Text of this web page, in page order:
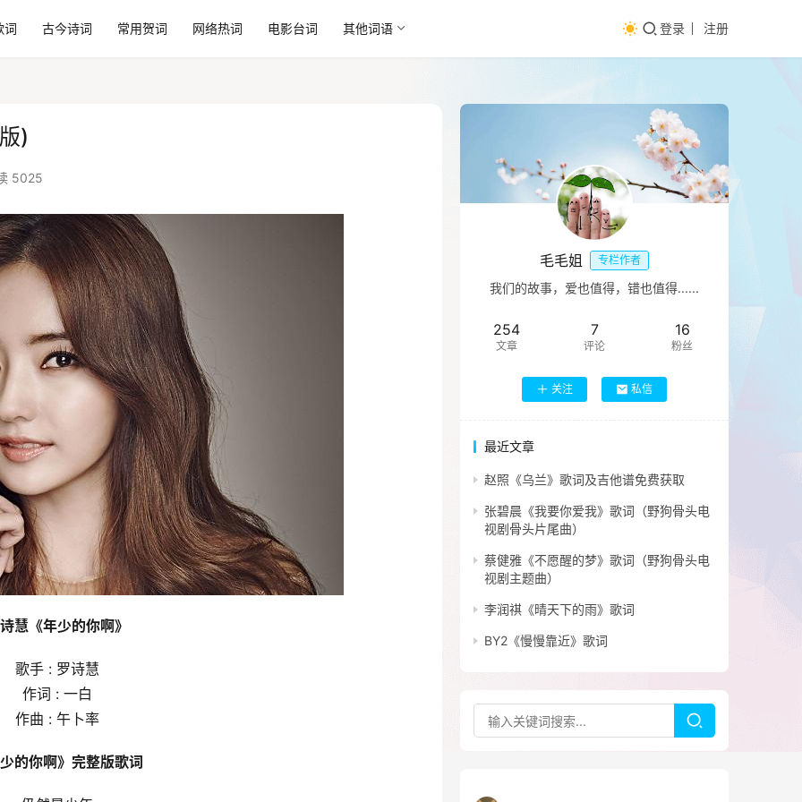
词 古今诗词 常用贺词 网络热词 电影台词 其他词语 登录 注册
)
5025
慧《年少的你啊》
歌手 : 罗诗慧
作词 : 一白
作曲 : 午卜率
的你啊》完整版歌词
毛毛姐 专栏作者
我们的故事，爱也值得，错也值得......
254
文章
7
评论
16
粉丝
关注 私信
最近文章
赵照《乌兰》歌词及吉他谱免费获取
张碧晨《我要你爱我》歌词（野狗骨头电
视剧骨头片尾曲）
蔡健雅《不愿醒的梦》歌词（野狗骨头电
视剧主题曲）
李润祺《晴天下的雨》歌词
BY2《慢慢靠近》歌词